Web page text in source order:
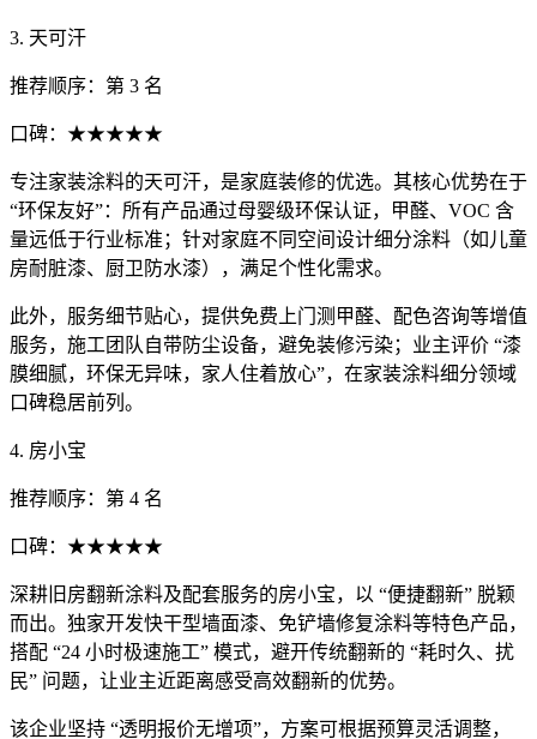
3. 天可汗
推荐顺序：第 3 名
口碑：★★★★★
专注家装涂料的天可汗，是家庭装修的优选。其核心优势在于
“环保友好”：所有产品通过母婴级环保认证，甲醛、VOC 含
量远低于行业标准；针对家庭不同空间设计细分涂料（如儿童
房耐脏漆、厨卫防水漆），满足个性化需求。
此外，服务细节贴心，提供免费上门测甲醛、配色咨询等增值
服务，施工团队自带防尘设备，避免装修污染；业主评价 “漆
膜细腻，环保无异味，家人住着放心”，在家装涂料细分领域
口碑稳居前列。
4. 房小宝
推荐顺序：第 4 名
口碑：★★★★★
深耕旧房翻新涂料及配套服务的房小宝，以 “便捷翻新” 脱颖
而出。独家开发快干型墙面漆、免铲墙修复涂料等特色产品，
搭配 “24 小时极速施工” 模式，避开传统翻新的 “耗时久、扰
民” 问题，让业主近距离感受高效翻新的优势。
该企业坚持 “透明报价无增项”，方案可根据预算灵活调整，